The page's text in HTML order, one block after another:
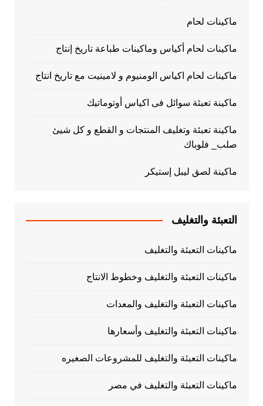
ماكينات لحام
ماكينات لحام أكياس وماكينات طباعة تاريخ إنتاج
ماكينات لحام اكياس الومنيوم و لامينيت مع تاريخ انتاج
ماكينة تعبئة سوائل فى اكياس أوتوماتيك
ماكينة تعبئة وتغليف المنتجات و القطع و كل شيئ
صلب_ فلوباك
ماكينة لصق ليبل إستيكر
التعبئة والتغليف
ماكينات التعبئة والتغليف
ماكينات التعبئة والتغليف وخطوط الانتاج
ماكينات التعبئة والتغليف والمعدات
ماكينات التعبئة والتغليف وأسعارها
ماكينات التعبئة والتغليف للمشروعات الصغيره
ماكينات التعبئة والتغليف في مصر